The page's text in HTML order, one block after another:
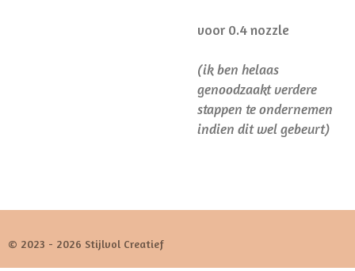
voor 0.4 nozzle
(ik ben helaas
genoodzaakt verdere
stappen te ondernemen
indien dit wel gebeurt)
© 2023 - 2026 Stijlvol Creatief